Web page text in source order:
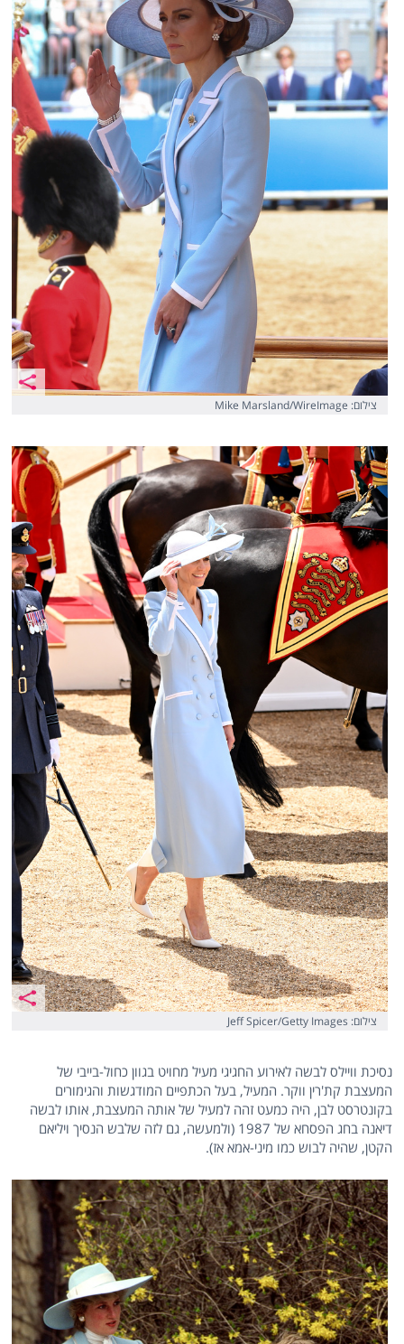
צילום: Mike Marsland/WireImage
צילום: Jeff Spicer/Getty Images
נסיכת וויילס לבשה לאירוע החגיגי מעיל מחויט בגוון כחול-בייבי של
המעצבת קת'רין ווקר. המעיל, בעל הכתפיים המודגשות והגימורים
בקונטרסט לבן, היה כמעט זהה למעיל של אותה המעצבת, אותו לבשה
דיאנה בחג הפסחא של 1987 (ולמעשה, גם לזה שלבש הנסיך ויליאם
הקטן, שהיה לבוש כמו מיני-אמא אז).